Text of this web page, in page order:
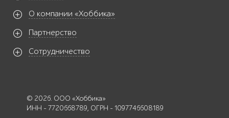
О компании «Хоббика»
Партнерство
Сотрудничество
© 2026. ООО «Хоббика»
ИНН - 7720668789, ОГРН - 1097746608189